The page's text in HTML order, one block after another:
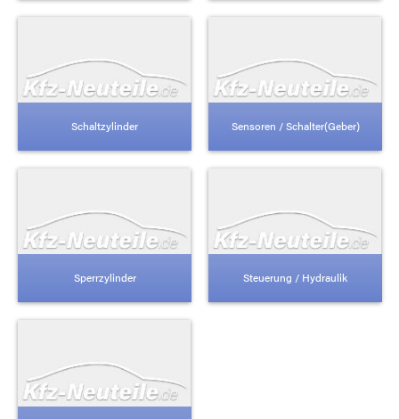
Schaltzylinder Sensoren / Schalter(Geber)
Sperrzylinder Steuerung / Hydraulik